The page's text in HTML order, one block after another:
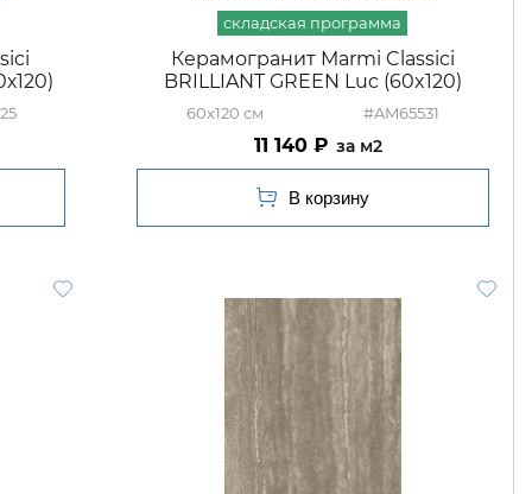
Керамогранит Marmi Classici
BRILLIANT GREEN Luc (60x120)
60x120 #AM65531
11 140 м2